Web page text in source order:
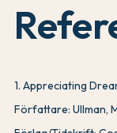
1. Appreciating
Författare: Ullman,